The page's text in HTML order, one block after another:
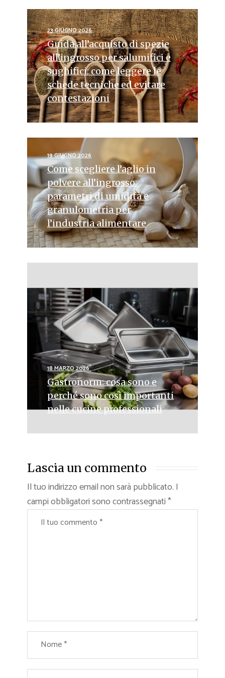
23 GIUGNO 2026
Guida all’acquisto di spezie
all’ingrosso per salumifici e
sughifici: come leggere le
schede tecniche ed evitare
contestazioni
19 GIUGNO 2026
Come scegliere l’aglio in
polvere all’ingrosso:
parametri di umidità e
granulometria per
l’industria alimentare
18 MARZO 2026
Gastronorm: cosa sono e
perché sono così importanti
nelle cucine professionali
Lascia un commento
Il tuo indirizzo email non sarà pubblicato. I
campi obbligatori sono contrassegnati*